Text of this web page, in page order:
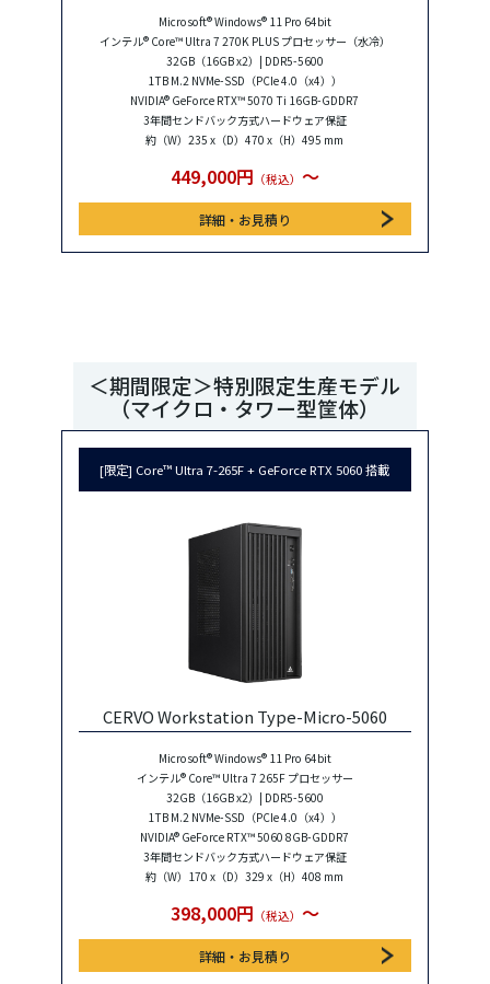
Microsoft® Windows® 11 Pro 64bit
インテル® Core™ Ultra 7 270K PLUS プロセッサー（水冷）
32GB（16GB x2）| DDR5-5600
1TB M.2 NVMe-SSD（PCIe 4.0（x4））
NVIDIA® GeForce RTX™ 5070 Ti 16GB-GDDR7
3年間センドバック方式ハードウェア保証
約（W）235 x（D）470 x（H）495 mm
449,000円 （税込） 〜
詳細・お見積り
＜期間限定＞特別限定生産モデル
（マイクロ・タワー型筐体）
[限定] Core™ Ultra 7-265F + GeForce RTX 5060 搭載
CERVO Workstation Type-Micro-5060
Microsoft® Windows® 11 Pro 64bit
インテル® Core™ Ultra 7 265F プロセッサー
32GB（16GB x2）| DDR5-5600
1TB M.2 NVMe-SSD（PCIe 4.0（x4））
NVIDIA® GeForce RTX™ 5060 8GB-GDDR7
3年間センドバック方式ハードウェア保証
約（W）170 x（D）329 x（H）408 mm
398,000円 （税込） 〜
詳細・お見積り